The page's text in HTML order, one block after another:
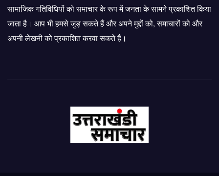
सामाजिक गतिविधियों को समाचार के रूप में जनता के सामने प्रकाशित किया
जाता है। आप भी हमसे जुड़ सकते हैं और अपने मुद्दों को, समाचारों को और
अपनी लेखनी को प्रकाशित करवा सकते हैं।